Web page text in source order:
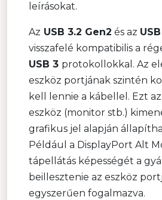
leírásokat.
Az USB 3.2 Gen2 és az
visszafelé kompatibilis a
USB 3 protokollokkal. Az
eszköz portjának szintén
kell lennie a kábellel. Ezt
eszköz (monitor stb.)
grafikus jel alapján
Például a DisplayPort Alt
tápellátás képességét a
beillesztenie az eszköz
egyszerűen fogalmazva.